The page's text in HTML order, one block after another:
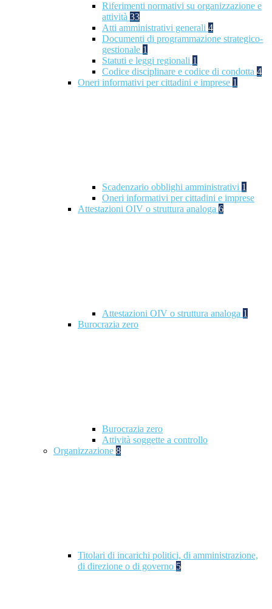
Riferimenti normativi su organizzazione e
attività 33
Atti amministrativi generali 4
Documenti di programmazione strategico-
gestionale 1
Statuti e leggi regionali 1
Codice disciplinare e codice di condotta 4
Oneri informativi per cittadini e imprese 1
Scadenzario obblighi amministrativi 1
Oneri informativi per cittadini e imprese
Attestazioni OIV o struttura analoga 6
Attestazioni OIV o struttura analoga 1
Burocrazia zero
Burocrazia zero
Attività soggette a controllo
Organizzazione 8
Titolari di incarichi politici, di amministrazione,
di direzione o di governo 5